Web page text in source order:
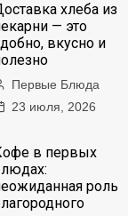
хлеба из
— это
вкусно и
Первые Блюда
23 июля, 2026
в первых
роль